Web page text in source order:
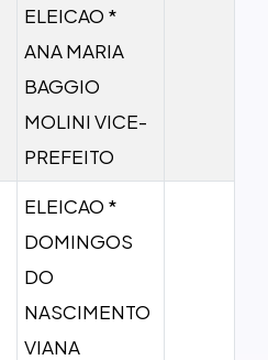
ELEICAO *
ANA MARIA
BAGGIO
MOLINI VICE-
PREFEITO
ELEICAO *
DOMINGOS
DO
NASCIMENTO
VIANA